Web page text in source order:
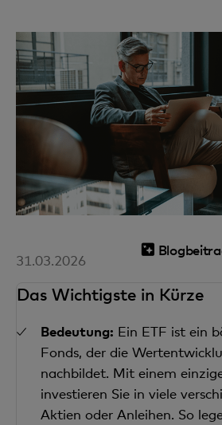
31.03.2026
Das Wichtigste in Kürze
Bedeutung: Ein ETF ist ein
Fonds, der die
nachbildet. Mit einem
investieren Sie in viele
Aktien oder Anleihen. So